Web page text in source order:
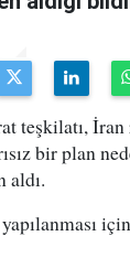
teşkilatı,
bir plan
aldı.